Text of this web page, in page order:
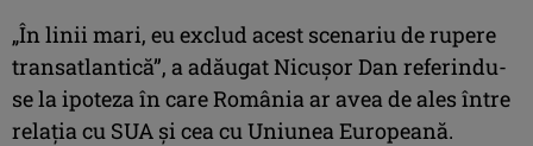
„În linii mari, eu exclud acest scenariu de rupere
transatlantică”, a adăugat Nicușor Dan referindu-
se la ipoteza în care România ar avea de ales între
relaţia cu SUA şi cea cu Uniunea Europeană.